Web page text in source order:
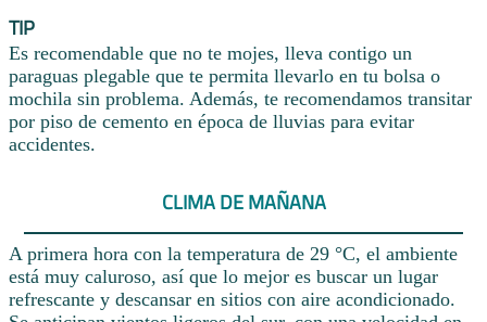
TIP
Es recomendable que no te mojes, lleva contigo un
paraguas plegable que te permita llevarlo en tu bolsa o
mochila sin problema. Además, te recomendamos transitar
por piso de cemento en época de lluvias para evitar
accidentes.
CLIMA DE MAÑANA
A primera hora con la temperatura de 29 °C, el ambiente
está muy caluroso, así que lo mejor es buscar un lugar
refrescante y descansar en sitios con aire acondicionado.